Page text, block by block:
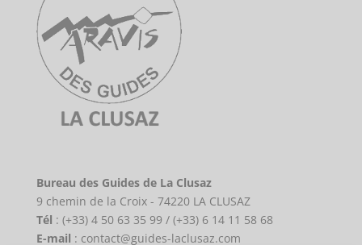
Bureau des Guides de La Clusaz
9 chemin de la Croix - 74220 LA CLUSAZ
Tél : (+33) 4 50 63 35 99 / (+33) 6 14 11 58 68
E-mail : contact@guides-laclusaz.com